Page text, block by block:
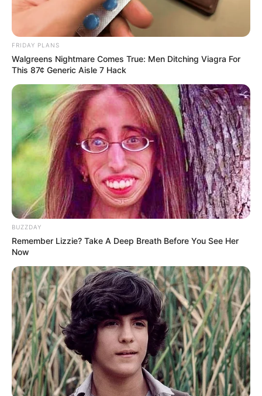
FRIDAY PLANS
Walgreens Nightmare Comes True: Men Ditching Viagra For
This 87¢ Generic Aisle 7 Hack
BUZZDAY
Remember Lizzie? Take A Deep Breath Before You See Her
Now